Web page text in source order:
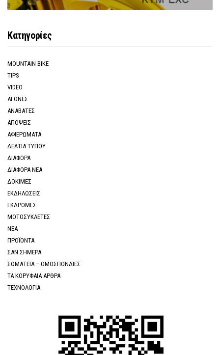
Κατηγορίες
MOUNTAIN BIKE
TIPS
VIDEO
ΑΓΩΝΕΣ
ΑΝΑΒΑΤΕΣ
ΑΠΟΨΕΙΣ
ΑΦΙΕΡΩΜΑΤΑ
ΔΕΛΤΙΑ ΤΥΠΟΥ
ΔΙΑΦΟΡΑ
ΔΙΑΦΟΡΑ ΝΕΑ
ΔΟΚΙΜΕΣ
ΕΚΔΗΛΩΣΕΙΣ
ΕΚΔΡΟΜΕΣ
ΜΟΤΟΣΥΚΛΕΤΕΣ
ΝΕΑ
ΠΡΟΪΟΝΤΑ
ΣΑΝ ΣΗΜΕΡΑ
ΣΩΜΑΤΕΙΑ – ΟΜΟΣΠΟΝΔΙΕΣ
ΤΑ ΚΟΡΥΦΑΙΑ ΑΡΘΡΑ
ΤΕΧΝΟΛΟΓΙΑ